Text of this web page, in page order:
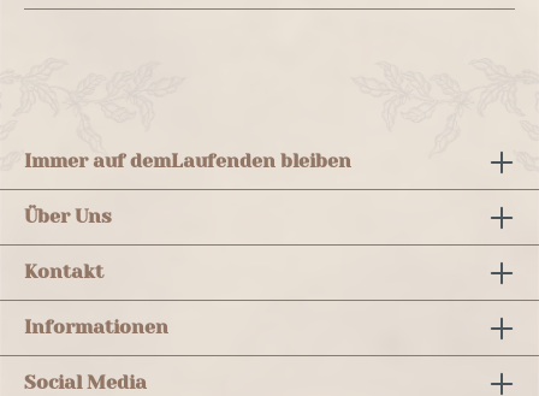
Immer auf demLaufenden bleiben
Über Uns
Kontakt
Informationen
Social Media